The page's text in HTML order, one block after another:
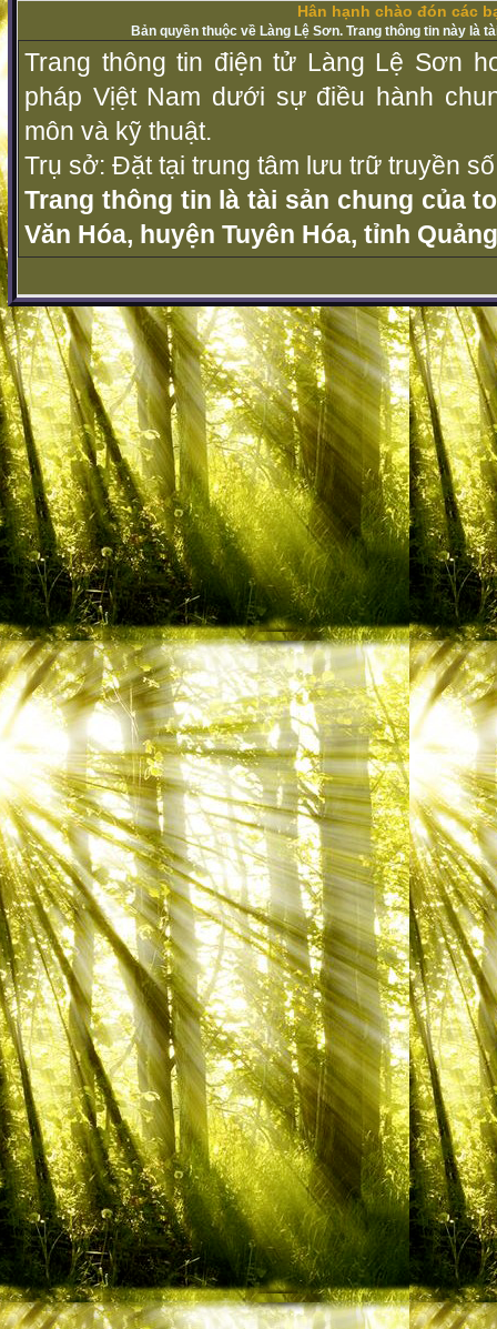
Hân hạnh chào đón các
Bản quyền thuộc về Làng Lệ Sơn. Trang thông tin này là
Trang thông tin điện tử Làng Lệ Sơn
pháp Vịệt Nam dưới sự điều hành
môn và kỹ thuật.
Trụ sở: Đặt tại trung tâm lưu trữ truyền
Trang thông tin là tài sản chung của
Văn Hóa, huyện Tuyên Hóa, tỉnh